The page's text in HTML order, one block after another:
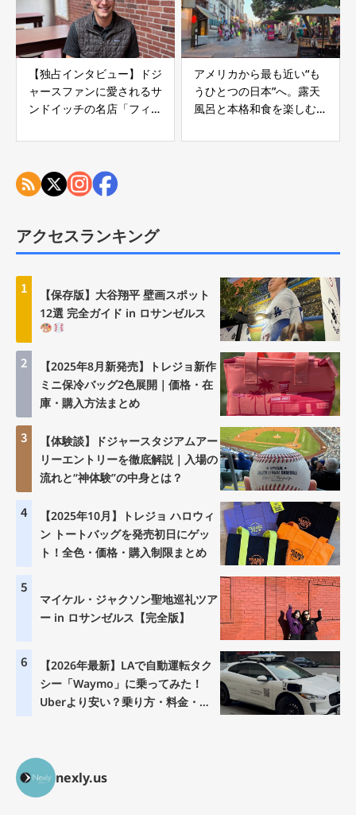
【独占インタビュー】ドジ
ャースファンに愛されるサ
ンドイッチの名店「フィリ
プ発祥のロサンゼルス老舗
アメリカから最も近い“も
うひとつの日本”へ。露天
風呂と本格和食を楽しむ、
QUERETARO」
アクセスランキング
1
【保存版】大谷翔平 壁画スポット
12選 完全ガイド in ロサンゼルス
2
【2025年8月新発売】トレジョ新作
ミニ保冷バッグ2色展開｜価格・在
庫・購入方法まとめ
3
【体験談】ドジャースタジアムアー
リーエントリーを徹底解説｜入場の
流れと“神体験”の中身とは？
4
【2025年10月】トレジョ ハロウィ
ン トートバッグを発売初日にゲッ
ト！全色・価格・購入制限まとめ
5
マイケル・ジャクソン聖地巡礼ツア
ー in ロサンゼルス【完全版】
6
【2026年最新】LAで自動運転タク
シー「Waymo」に乗ってみた！
Uberより安い？乗り方・料金・注
nexly.us